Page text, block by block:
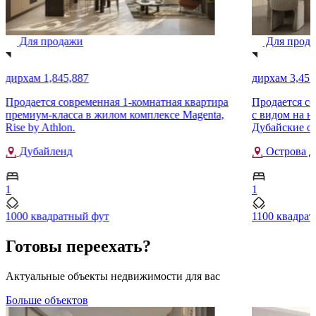
Для продажи
дирхам 1,845,887
Продается современная 1-комнатная квартира
премиум-класса в жилом комплексе Magenta,
Rise by Athlon.
Дубайленд
1
1000 квадратный фут
Для
дирхам
Продается
с видом на
Дубайские
Острова
1
1100
Готовы переехать?
Актуальные объекты недвижимости для вас
Больше объектов